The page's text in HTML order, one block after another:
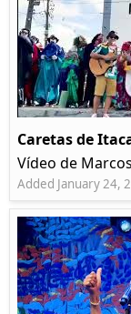
Caretas de
Vídeo de
Added January 24,